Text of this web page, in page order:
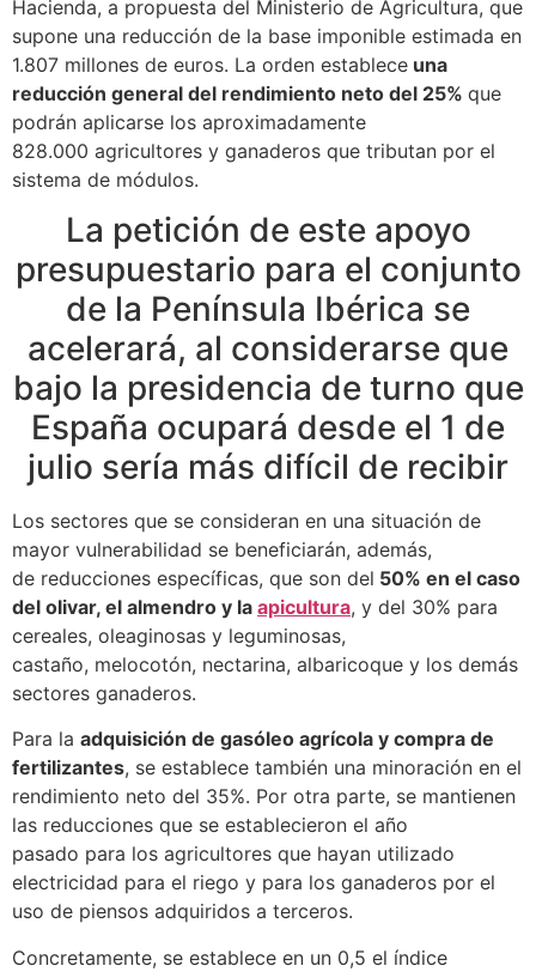
Hacienda, a propuesta del Ministerio de Agricultura, que
supone una reducción de la base imponible estimada en
1.807 millones de euros. La orden establece una
reducción general del rendimiento neto del 25% que
podrán aplicarse los aproximadamente
828.000 agricultores y ganaderos que tributan por el
sistema de módulos.
La petición de este apoyo
presupuestario para el conjunto
de la Península Ibérica se
acelerará, al considerarse que
bajo la presidencia de turno que
España ocupará desde el 1 de
julio sería más difícil de recibir
Los sectores que se consideran en una situación de
mayor vulnerabilidad se beneficiarán, además,
de reducciones específicas, que son del 50% en el caso
del olivar, el almendro y la apicultura, y del 30% para
cereales, oleaginosas y leguminosas,
castaño, melocotón, nectarina, albaricoque y los demás
sectores ganaderos.
Para la adquisición de gasóleo agrícola y compra de
fertilizantes, se establece también una minoración en el
rendimiento neto del 35%. Por otra parte, se mantienen
las reducciones que se establecieron el año
pasado para los agricultores que hayan utilizado
electricidad para el riego y para los ganaderos por el
uso de piensos adquiridos a terceros.
Concretamente, se establece en un 0,5 el índice